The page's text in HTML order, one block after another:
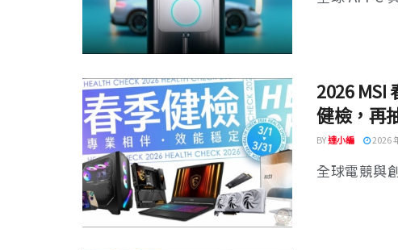
2026 MSI
健檢，再
BY達小編 2026
全球電競與